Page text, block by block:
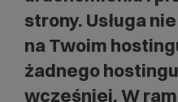
strony. Usługa
na Twoim
żadnego
wcześniej. W